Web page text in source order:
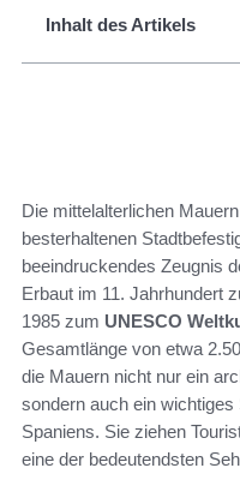
Inhalt des Artikels
Die mittelalterlichen
besterhaltenen
beeindruckendes Zeugnis
Erbaut im 11. Jahrhundert
1985 zum UNESCO
Gesamtlänge von etwa
die Mauern nicht nur ein
sondern auch ein
Spaniens. Sie ziehen
eine der bedeutendsten